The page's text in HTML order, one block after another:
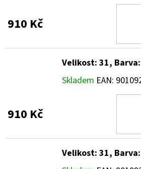
910 Kč
Velikost: 31,
Skladem EAN:
910 Kč
Velikost: 31,